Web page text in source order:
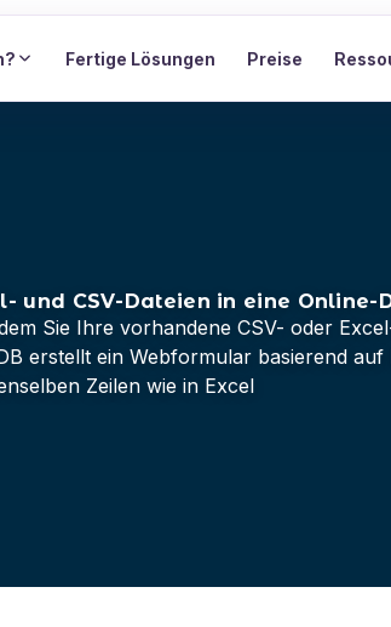
Fertige Lösungen Preise
und CSV-Dateien in eine Online-
Sie Ihre vorhandene CSV- oder
erstellt ein Webformular basierend
Zeilen wie in Excel